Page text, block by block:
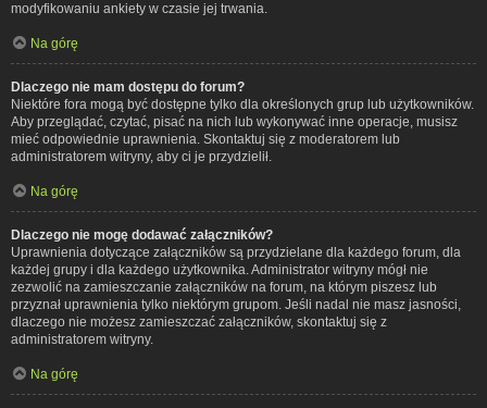
modyfikowaniu ankiety w czasie jej trwania.
Na górę
Dlaczego nie mam dostępu do forum?
Niektóre fora mogą być dostępne tylko dla określonych grup lub użytkowników.
Aby przeglądać, czytać, pisać na nich lub wykonywać inne operacje, musisz
mieć odpowiednie uprawnienia. Skontaktuj się z moderatorem lub
administratorem witryny, aby ci je przydzielił.
Na górę
Dlaczego nie mogę dodawać załączników?
Uprawnienia dotyczące załączników są przydzielane dla każdego forum, dla
każdej grupy i dla każdego użytkownika. Administrator witryny mógł nie
zezwolić na zamieszczanie załączników na forum, na którym piszesz lub
przyznał uprawnienia tylko niektórym grupom. Jeśli nadal nie masz jasności,
dlaczego nie możesz zamieszczać załączników, skontaktuj się z
administratorem witryny.
Na górę